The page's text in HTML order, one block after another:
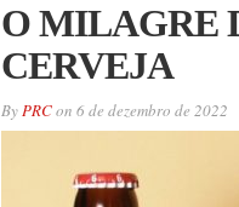
O MILAGRE
CERVEJA
ByPRCon 6 de dezembro de 2022